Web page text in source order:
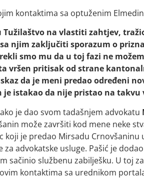
kontaktima sa optuženim
Tužilaštvo na vlastiti zahtjev,
njim zaključiti sporazum o
smo mu da u toj fazi ne
vršen pritisak od strane
da je meni predao određeni
istakao da nije pristao na takvu
je dao svom tadašnjem advokatu
može završiti kod mene neke
koji je predao Mirsadu Crnovšaninu
advokatske usluge. Pašić je
sačinio službenu zabilješku. U toj
kontaktima sa urednikom